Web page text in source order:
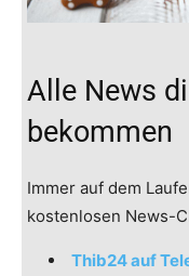
Alle News
bekommen
Immer auf dem
kostenlosen News-
Thib24 auf